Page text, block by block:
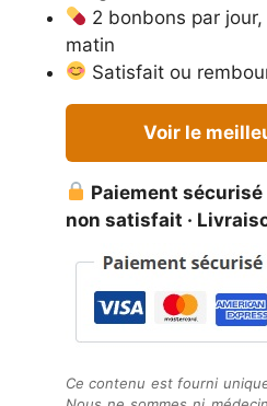
2 bonbons par
matin
Satisfait ou
Voir le
Paiement sécurisé
non satisfait ·
Ce contenu est fourni